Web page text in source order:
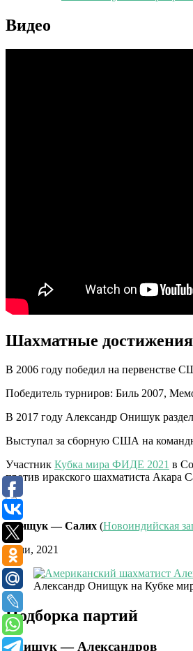
Видео
Шахматные достижения
В 2006 году победил на первенстве
Победитель турниров: Биль 2007,
В 2017 году Александр Онишук
Выступал за сборную США на
Участник Кубка мира ФИДЕ 2021 в
против иракского шахматиста Акара
Онищук — Салих (Новоиндийская
Сочи, 2021
Александр Онищук на Кубке
Подборка партий
Онищук — Александров